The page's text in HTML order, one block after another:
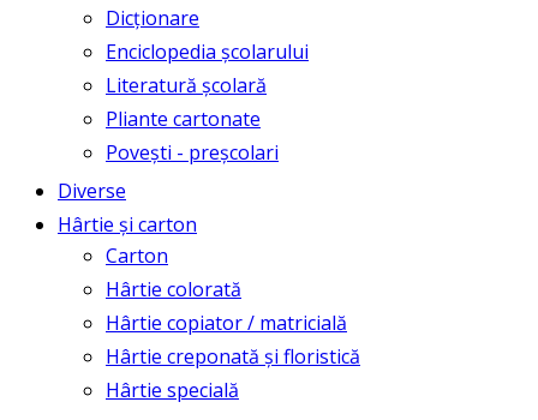
Dicționare
Enciclopedia școlarului
Literatură școlară
Pliante cartonate
Povești - preșcolari
Diverse
Hârtie și carton
Carton
Hârtie colorată
Hârtie copiator / matricială
Hârtie creponată și floristică
Hârtie specială